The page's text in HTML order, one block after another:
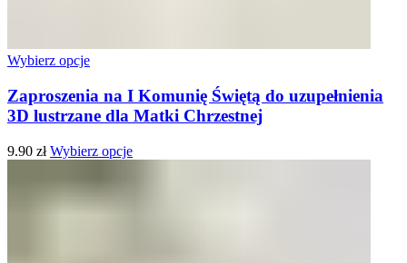
Wybierz opcje
Zaproszenia na I Komunię Świętą do uzupełnienia
3D lustrzane dla Matki Chrzestnej
9.90 zł Wybierz opcje